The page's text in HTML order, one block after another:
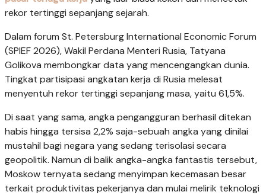
rekor tertinggi sepanjang sejarah.
Dalam forum St. Petersburg International Economic Forum
(SPIEF 2026), Wakil Perdana Menteri Rusia, Tatyana
Golikova membongkar data yang mencengangkan dunia.
Tingkat partisipasi angkatan kerja di Rusia melesat
menyentuh rekor tertinggi sepanjang masa, yaitu 61,5%.
Di saat yang sama, angka pengangguran berhasil ditekan
habis hingga tersisa 2,2% saja-sebuah angka yang dinilai
mustahil bagi negara yang sedang terisolasi secara
geopolitik. Namun di balik angka-angka fantastis tersebut,
Moskow ternyata sedang menyimpan kecemasan besar
terkait produktivitas pekerjanya dan mulai melirik teknologi